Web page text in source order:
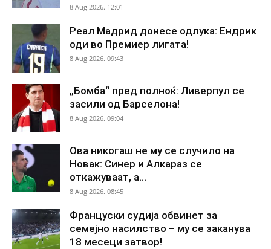
8 Aug 2026. 12:01
Реал Мадрид донесе одлука: Ендрик
оди во Премиер лигата!
8 Aug 2026. 09:43
„Бомба“ пред полноќ: Ливерпул се
засили од Барселона!
8 Aug 2026. 09:04
Ова никогаш не му се случило на
Новак: Синер и Алкараз се
откажуваат, а...
8 Aug 2026. 08:45
Француски судија обвинет за
семејно насилство – му се заканува
18 месеци затвор!